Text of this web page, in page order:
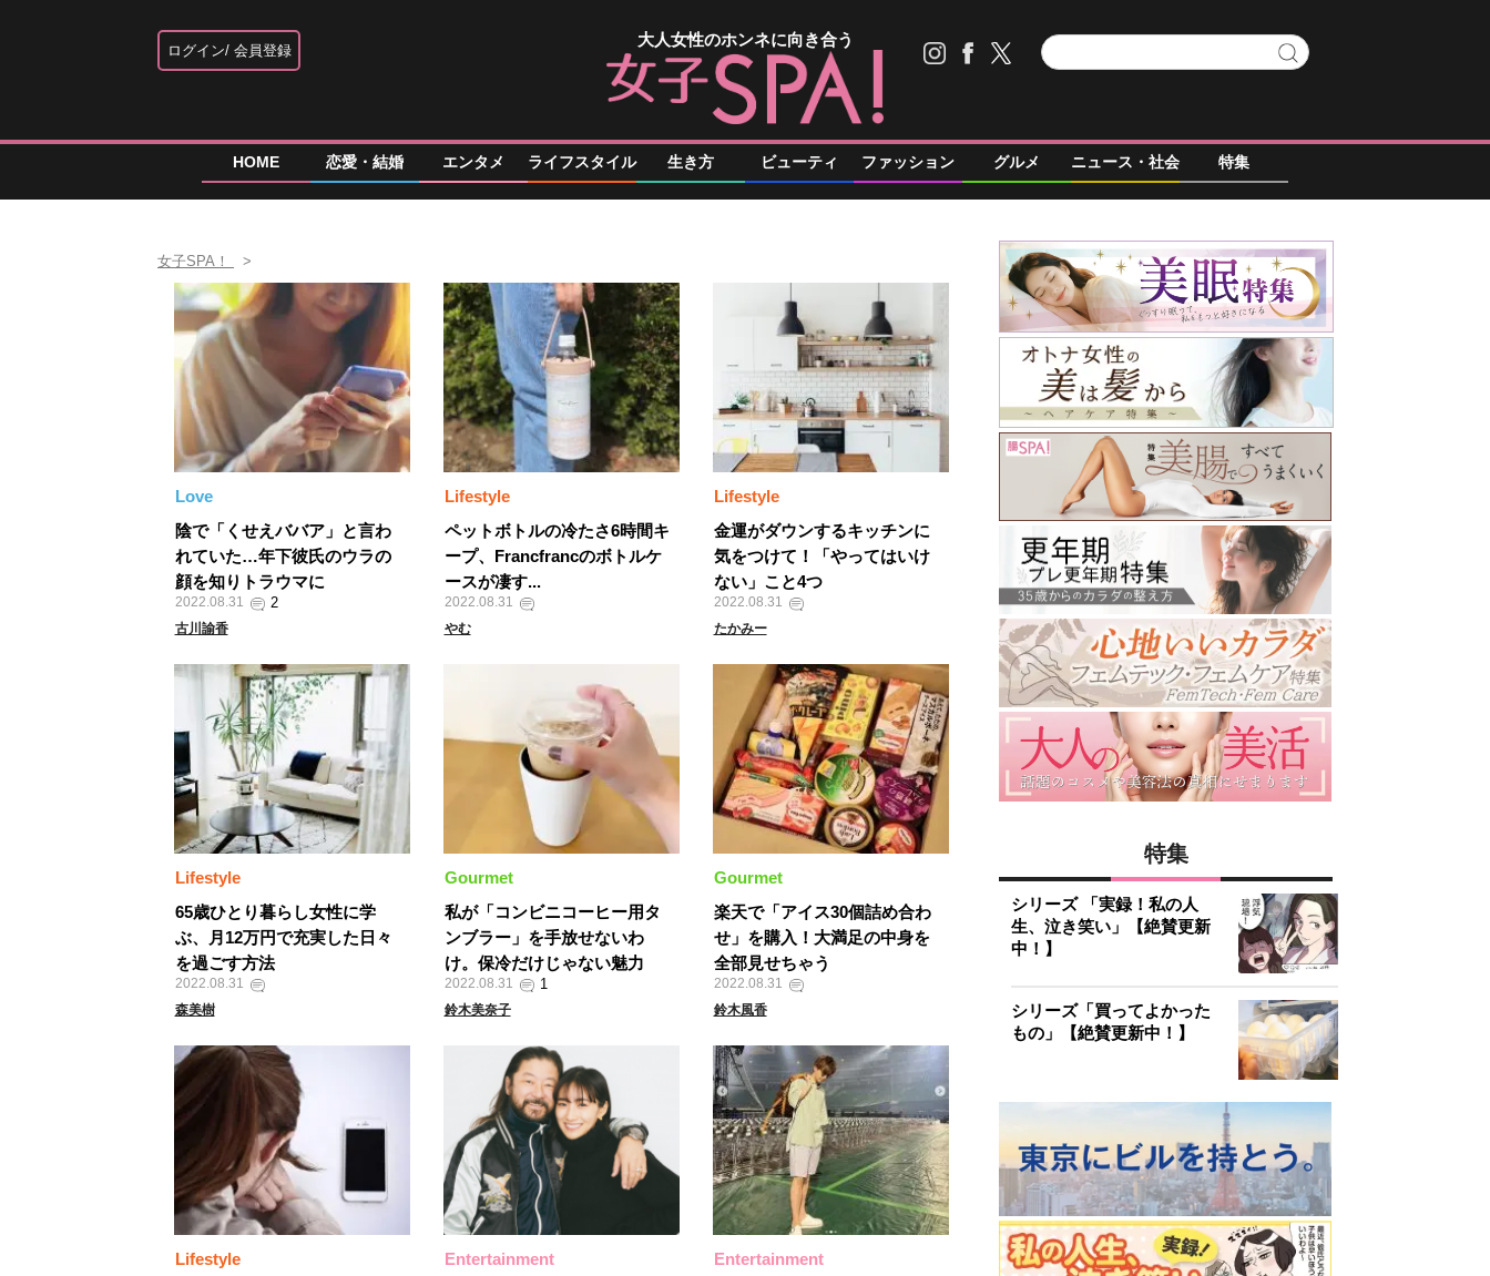
ログイン 会員登録
大人女性のホンネに向き合う
HOME 恋愛・結婚 エンタメ ライフスタイル 生き方 ビューティ ファッション グルメ ニュース・社会 特集
女子SPA！
Love
陰で「くせえババア」と言わ
れていた…年下彼氏のウラの
顔を知りトラウマに
2022.08.31
古川諭香
Lifestyle
ペットボトルの冷たさ6時間キ
ープ、Francfrancのボトルケ
ースが凄す...
2022.08.31
やむ
Lifestyle
金運がダウンするキッチンに
気をつけて！「やってはいけ
ない」こと4つ
2022.08.31
たかみー
Lifestyle
65歳ひとり暮らし女性に学
ぶ、月12万円で充実した日々
を過ごす方法
2022.08.31
森美樹
Gourmet
私が「コンビニコーヒー用タ
ンブラー」を手放せないわ
け。保冷だけじゃない魅力
2022.08.31
鈴木美奈子
Gourmet
楽天で「アイス30個詰め合わ
せ」を購入！大満足の中身を
全部見せちゃう
2022.08.31
鈴木風香
Lifestyle
Entertainment
Entertainment
特集
シリーズ 「実録！私の人
生、泣き笑い」【絶賛更新
中！】
シリーズ「買ってよかった
もの」【絶賛更新中！】